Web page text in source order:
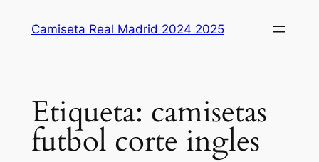
Camiseta Real Madrid 2024 2025
Etiqueta: camisetas
futbol corte ingles